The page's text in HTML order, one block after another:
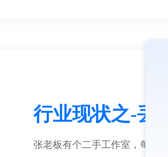
行业现状之-丢
张老板有个二手工作室，每天